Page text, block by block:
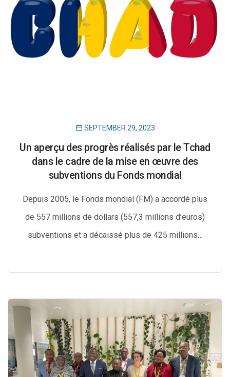
SEPTEMBER 29, 2023
Un aperçu des progrès réalisés par le Tchad
dans le cadre de la mise en œuvre des
subventions du Fonds mondial
Depuis 2005, le Fonds mondial (FM) a accordé plus
de 557 millions de dollars (557,3 millions d’euros)
subventions et a décaissé plus de 425 millions…